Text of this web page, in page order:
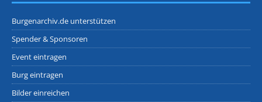
Burgenarchiv.de unterstützen
Spender & Sponsoren
Event eintragen
Burg eintragen
Bilder einreichen